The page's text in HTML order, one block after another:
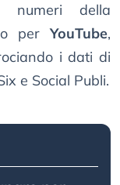
numeri della
perYouTube,
i dati di
e Social Publi.